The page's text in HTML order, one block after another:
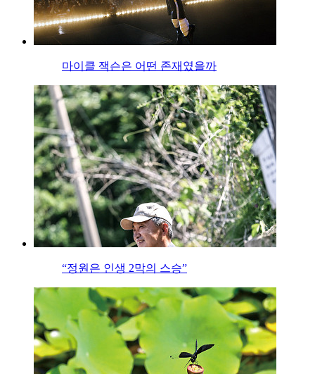
마이클 잭슨은 어떤 존재였을까
“정원은 인생 2막의 스승”